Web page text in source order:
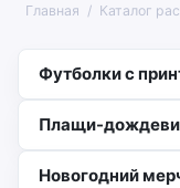
Главная Каталог
Футболки с
Плащи-
Новогодний